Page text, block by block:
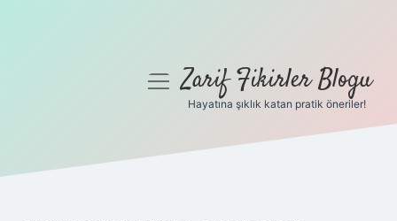
Gizlilik Politikası
menüyüZarif Fikirler Blogu
Hayatına şıklık katan pratik öneriler!